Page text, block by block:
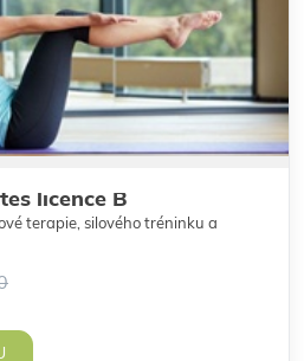
licence B
terapie, silového tréninku a